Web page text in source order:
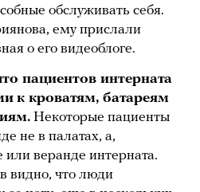
обслуживать себя.
ему прислали
о его видеоблоге.
пациентов интерната
к кроватям, батареям
Некоторые пациенты
не в палатах, а,
веранде интерната.
видно, что люди